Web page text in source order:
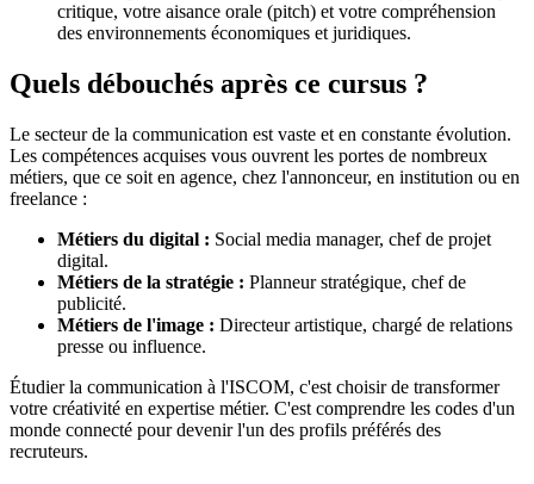
critique, votre aisance orale (pitch) et votre compréhension
des environnements économiques et juridiques.
Quels débouchés après ce cursus ?
Le secteur de la communication est vaste et en constante évolution.
Les compétences acquises vous ouvrent les portes de nombreux
métiers, que ce soit en agence, chez l'annonceur, en institution ou en
freelance :
Métiers du digital : Social media manager, chef de projet
digital.
Métiers de la stratégie : Planneur stratégique, chef de
publicité.
Métiers de l'image : Directeur artistique, chargé de relations
presse ou influence.
Étudier la communication à l'ISCOM, c'est choisir de transformer
votre créativité en expertise métier. C'est comprendre les codes d'un
monde connecté pour devenir l'un des profils préférés des
recruteurs.